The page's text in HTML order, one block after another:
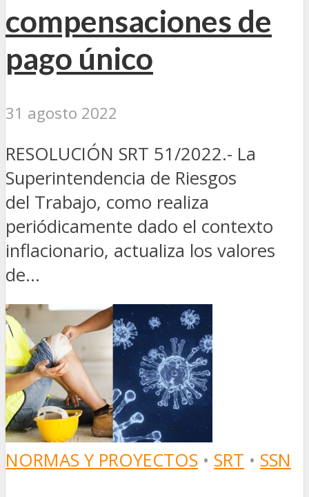
compensaciones de
pago único
31 agosto 2022
RESOLUCIÓN SRT 51/2022.- La
Superintendencia de Riesgos
del Trabajo, como realiza
periódicamente dado el contexto
inflacionario, actualiza los valores
de...
NORMAS Y PROYECTOS • SRT • SSN